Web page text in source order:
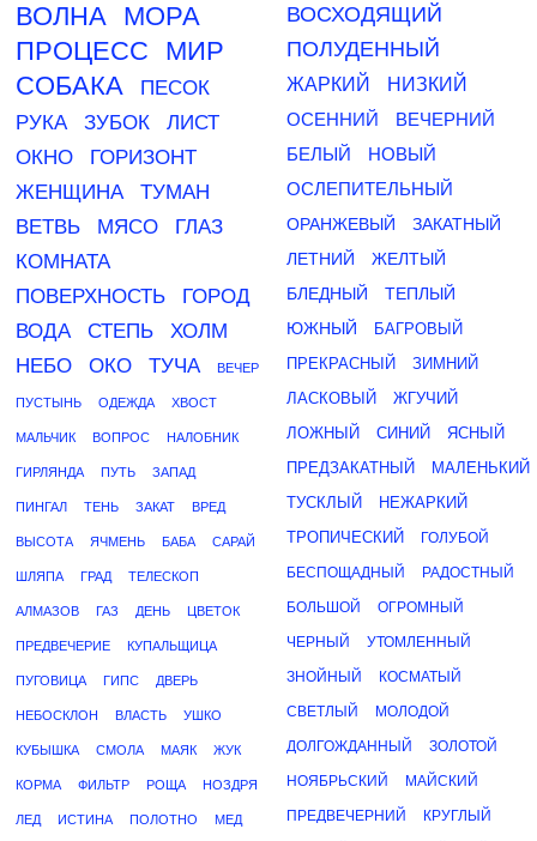
ВОЛНА МОРА
ПРОЦЕСС
МИР
СОБАКА
ПЕСОК
РУКА
ЗУБОК
ЛИСТ
ОКНО
ГОРИЗОНТ
ЖЕНЩИНА
ТУМАН
ВЕТВЬ
МЯСО
ГЛАЗ
КОМНАТА
ПОВЕРХНОСТЬ
ГОРОД
ВОДА
СТЕПЬ
ХОЛМ
НЕБО
ОКО ТУЧА ВЕЧЕР
ПУСТЫНЬ ОДЕЖДА ХВОСТ
МАЛЬЧИК ВОПРОС НАЛОБНИК
ГИРЛЯНДА ПУТЬ ЗАПАД
ПИНГАЛ ТЕНЬ ЗАКАТ ВРЕД
ВЫСОТА ЯЧМЕНЬ БАБА САРАЙ
ШЛЯПА ГРАД ТЕЛЕСКОП
АЛМАЗОВ ГАЗ ДЕНЬ ЦВЕТОК
ПРЕДВЕЧЕРИЕ КУПАЛЬЩИЦА
ПУГОВИЦА ГИПС ДВЕРЬ
НЕБОСКЛОН ВЛАСТЬ УШКО
КУБЫШКА СМОЛА МАЯК ЖУК
КОРМА ФИЛЬТР РОЩА НОЗДРЯ
ЛЕД ИСТИНА ПОЛОТНО МЕД
ВОСХОДЯЩИЙ
ПОЛУДЕННЫЙ
ЖАРКИЙ
НИЗКИЙ
ОСЕННИЙ
ВЕЧЕРНИЙ
БЕЛЫЙ
НОВЫЙ
ОСЛЕПИТЕЛЬНЫЙ
ОРАНЖЕВЫЙ
ЗАКАТНЫЙ
ЛЕТНИЙ
ЖЕЛТЫЙ
БЛЕДНЫЙ
ТЕПЛЫЙ
ЮЖНЫЙ
БАГРОВЫЙ
ПРЕКРАСНЫЙ
ЗИМНИЙ
ЛАСКОВЫЙ
ЖГУЧИЙ
ЛОЖНЫЙ
СИНИЙ
ЯСНЫЙ
ПРЕДЗАКАТНЫЙ
МАЛЕНЬКИЙ
ТУСКЛЫЙ
НЕЖАРКИЙ
ТРОПИЧЕСКИЙ
ГОЛУБОЙ
БЕСПОЩАДНЫЙ РАДОСТНЫЙ
БОЛЬШОЙ ОГРОМНЫЙ
ЧЕРНЫЙ УТОМЛЕННЫЙ
ЗНОЙНЫЙ КОСМАТЫЙ
СВЕТЛЫЙ МОЛОДОЙ
ДОЛГОЖДАННЫЙ ЗОЛОТОЙ
НОЯБРЬСКИЙ МАЙСКИЙ
ПРЕДВЕЧЕРНИЙ КРУГЛЫЙ